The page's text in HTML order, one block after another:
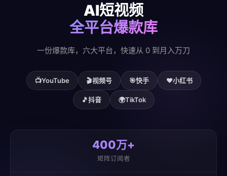
AI短视频
全平台爆款库
一份爆款库，六大平台，快速从 0 到月入万刀
📺YouTube 🎬视频号 🎯快手 ❤️小红书
🎵抖音 🌍TikTok
400万+
矩阵订阅者